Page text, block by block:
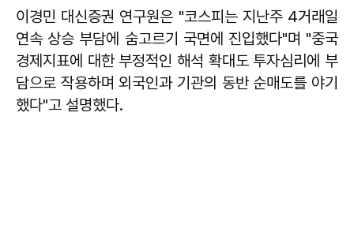
이경민 대신증권 연구원은 "코스피는 지난주 4거래일
연속 상승 부담에 숨고르기 국면에 진입했다"며 "중국
경제지표에 대한 부정적인 해석 확대도 투자심리에 부
담으로 작용하며 외국인과 기관의 동반 순매도를 야기
했다"고 설명했다.